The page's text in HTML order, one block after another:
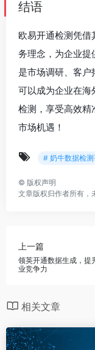
结语
欧易开通检测凭
务理念，为企业提
是市场调研、客
可以成为企业在海
检测，享受高效精
市场机遇！
# 奶牛数据检测
© 版权声明
文章版权归作者所有，
上一篇
领英开通数据生成，提
业竞争力
相关文章